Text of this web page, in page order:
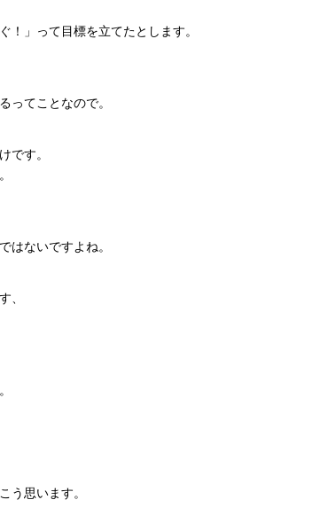
！」って目標を立てたとします。
ってことなので。
です。
はないですよね。
、
う思います。